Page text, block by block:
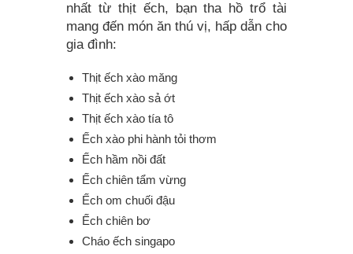
nhất từ thịt ếch, bạn tha hồ trổ tài
mang đến món ăn thú vị, hấp dẫn cho
gia đình:
Thịt ếch xào măng
Thịt ếch xào sả ớt
Thịt ếch xào tía tô
Ếch xào phi hành tỏi thơm
Ếch hầm nồi đất
Ếch chiên tẩm vừng
Ếch om chuối đậu
Ếch chiên bơ
Cháo ếch singapo